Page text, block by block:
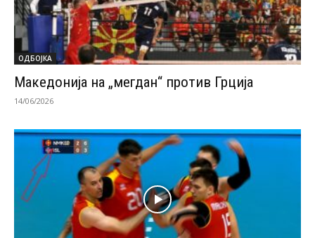
ОДБОЈКА
Македонија на „мегдан“ против Грција
14/06/2026